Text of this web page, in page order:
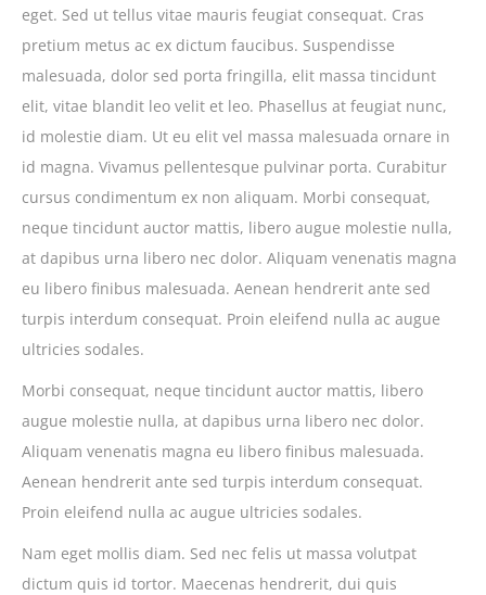
eget. Sed ut tellus vitae mauris feugiat consequat. Cras
pretium metus ac ex dictum faucibus. Suspendisse
malesuada, dolor sed porta fringilla, elit massa tincidunt
elit, vitae blandit leo velit et leo. Phasellus at feugiat nunc,
id molestie diam. Ut eu elit vel massa malesuada ornare in
id magna. Vivamus pellentesque pulvinar porta. Curabitur
cursus condimentum ex non aliquam. Morbi consequat,
neque tincidunt auctor mattis, libero augue molestie nulla,
at dapibus urna libero nec dolor. Aliquam venenatis magna
eu libero finibus malesuada. Aenean hendrerit ante sed
turpis interdum consequat. Proin eleifend nulla ac augue
ultricies sodales.
Morbi consequat, neque tincidunt auctor mattis, libero
augue molestie nulla, at dapibus urna libero nec dolor.
Aliquam venenatis magna eu libero finibus malesuada.
Aenean hendrerit ante sed turpis interdum consequat.
Proin eleifend nulla ac augue ultricies sodales.
Nam eget mollis diam. Sed nec felis ut massa volutpat
dictum quis id tortor. Maecenas hendrerit, dui quis